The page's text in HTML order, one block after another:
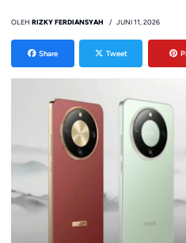
OLEH RIZKY FERDIANSYAH JUNI 11, 2026
Share Tweet